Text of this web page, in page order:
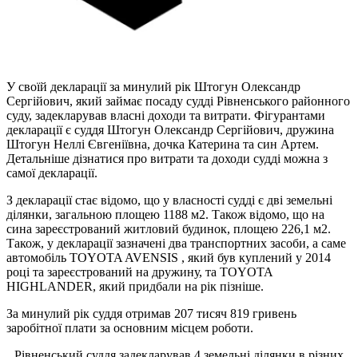
У своїй декларації за минулий рік Штогун Олександр
Сергійович, який займає посаду судді Рівненського районного
суду, задекларував власні доходи та витрати. Фігурантами
декларації є суддя Штогун Олександр Сергійович, дружина
Штогун Неллі Євгеніївна, дочка Катерина та син Артем.
Детальніше дізнатися про витрати та доходи судді можна з
самої декларації.
З декларації стає відомо, що у власності судді є дві земельні
ділянки, загальною площею 1188 м2. Також відомо, що на
сина зареєстрований житловий будинок, площею 226,1 м2.
Також, у декларації зазначені два транспортних засоби, а саме
автомобіль TOYOTA AVENSIS , який був куплений у 2014
році та зареєстрований на дружину, та TOYOTA
HIGHLANDER, який придбали на рік пізніше.
За минулий рік суддя отримав 207 тисяч 819 гривень
заробітної плати за основним місцем роботи.